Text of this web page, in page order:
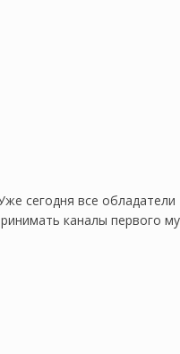
сегодня все обладатели
каналы первого